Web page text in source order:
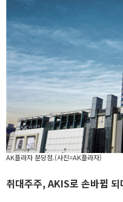
AK플라자 분당점.(사진=AK플라자)
취대주주, AKIS로 손바뀜